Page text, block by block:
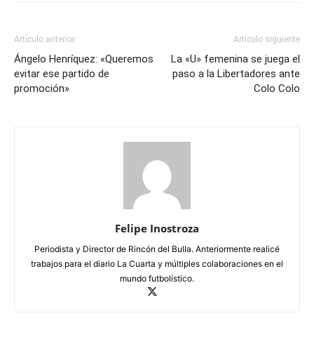
Artículo anterior
Ángelo Henríquez: «Queremos
evitar ese partido de
promoción»
Artículo siguiente
La «U» femenina se juega el
paso a la Libertadores ante
Colo Colo
Felipe Inostroza
Periodista y Director de Rincón del Bulla. Anteriormente realicé
trabajos para el diario La Cuarta y múltiples colaboraciones en el
mundo futbolístico.